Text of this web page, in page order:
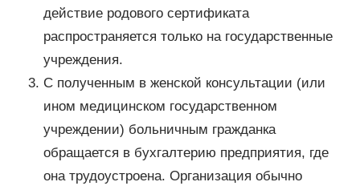
действие родового сертификата
распространяется только на государственные
учреждения.
С полученным в женской консультации (или
ином медицинском государственном
учреждении) больничным гражданка
обращается в бухгалтерию предприятия, где
она трудоустроена. Организация обычно